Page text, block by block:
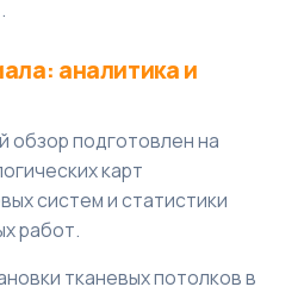
аналитика и
обзор подготовлен на
карт
систем и статистики
работ.
тканевых потолков в